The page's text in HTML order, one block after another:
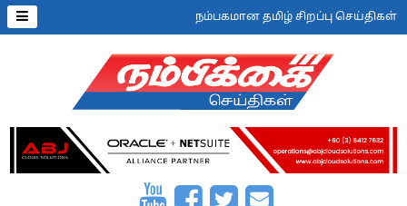
நம்பகமான தமிழ் சிறப்பு செய்திகள்